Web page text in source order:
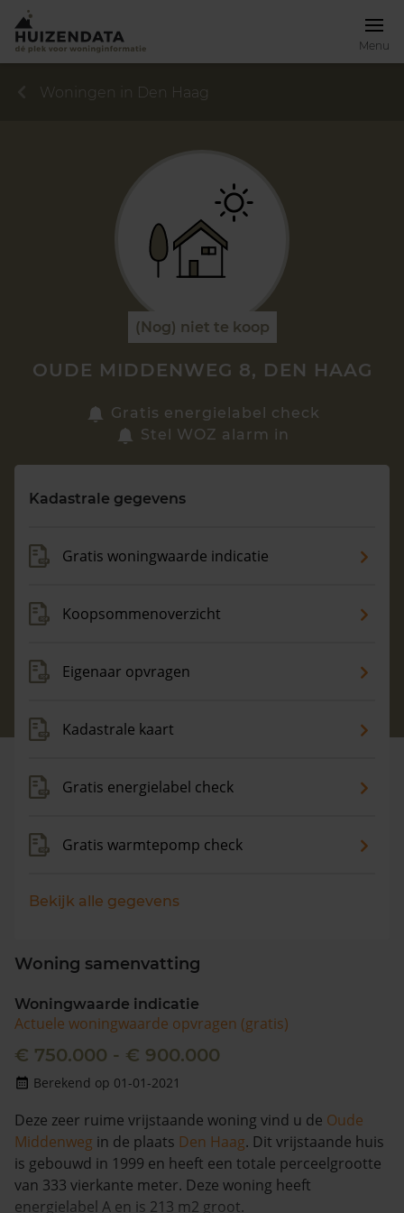
Menu
Zoek een woning
Maandag t/m vrijdag - 08:00 -18:00
Woningen in Den Haag
(Nog) niet te koop
OUDE MIDDENWEG 8, DEN HAAG
Gratis energielabel check
Stel WOZ alarm in
Kadastrale gegevens
Gratis woningwaarde indicatie
Koopsommenoverzicht
Eigenaar opvragen
Kadastrale kaart
Gratis energielabel check
Gratis warmtepomp check
Bekijk alle gegevens
Woning samenvatting
Woningwaarde indicatie
Actuele woningwaarde opvragen (gratis)
€ 750.000 - € 900.000
Berekend op 01-01-2021
Deze zeer ruime vrijstaande woning vind u de Oude
Middenweg in de plaats Den Haag. Dit vrijstaande huis
is gebouwd in 1999 en heeft een totale perceelgrootte
van 333 vierkante meter. Deze woning heeft
energielabel A en is 213 m2 groot.